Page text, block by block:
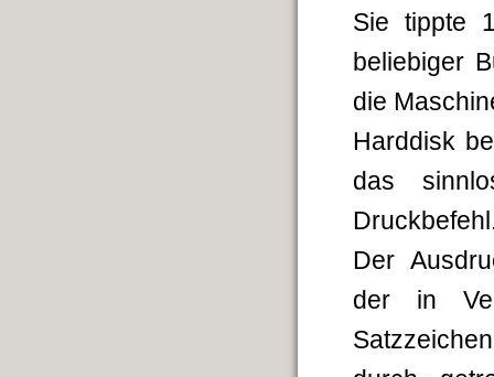
Sie tippte
beliebiger
die
Harddisk
das
Der
der in